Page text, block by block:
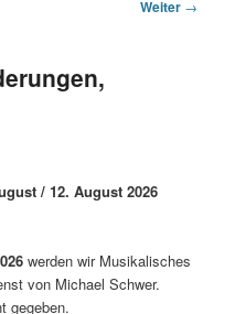
Weiter →
/ 12. August 2026
werden wir Musikalisches
von Michael Schwer.
gegeben.